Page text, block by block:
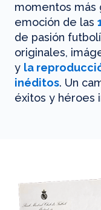
momentos más
emoción de las
de pasión
originales,
y la
inéditos. Un
éxitos y héroes